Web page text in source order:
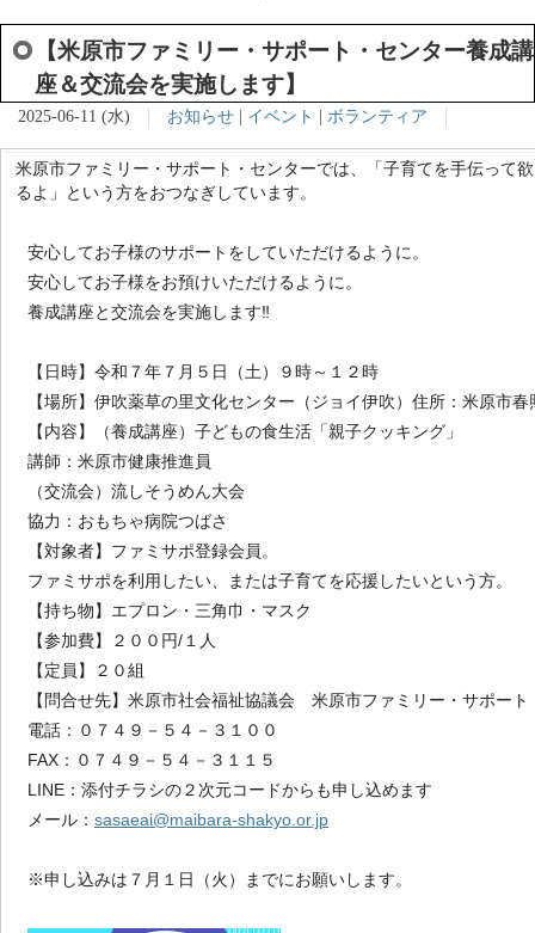
【米原市ファミリー・サポート・センター養成講
座＆交流会を実施します】
2025-06-11 (水) お知らせ イベント ボランティア
米原市ファミリー・サポート・センターでは、「子育てを手伝って
るよ」という方をおつなぎしています。
安心してお子様のサポートをしていただけるように。
安心してお子様をお預けいただけるように。
養成講座と交流会を実施します‼
【日時】令和７年７月５日（土）９時～１２時
【場所】伊吹薬草の里文化センター（ジョイ伊吹）住所：米原市春
【内容】（養成講座）子どもの食生活「親子クッキング」
講師：米原市健康推進員
（交流会）流しそうめん大会
協力：おもちゃ病院つばさ
【対象者】ファミサポ登録会員。
ファミサポを利用したい、または子育てを応援したいという方。
【持ち物】エプロン・三角巾・マスク
【参加費】２００円/１人
【定員】２０組
【問合せ先】米原市社会福祉協議会 米原市ファミリー・サポート
電話：０７４９－５４－３１００
FAX：０７４９－５４－３１１５
LINE：添付チラシの２次元コードからも申し込めます
メール： sasaeai@maibara-shakyo.or.jp
※申し込みは７月１日（火）までにお願いします。